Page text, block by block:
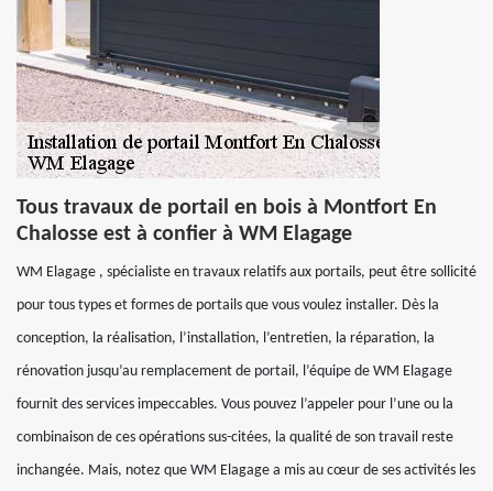
Tous travaux de portail en bois à Montfort En
Chalosse est à confier à WM Elagage
WM Elagage , spécialiste en travaux relatifs aux portails, peut être sollicité
pour tous types et formes de portails que vous voulez installer. Dès la
conception, la réalisation, l’installation, l’entretien, la réparation, la
rénovation jusqu’au remplacement de portail, l’équipe de WM Elagage
fournit des services impeccables. Vous pouvez l’appeler pour l’une ou la
combinaison de ces opérations sus-citées, la qualité de son travail reste
inchangée. Mais, notez que WM Elagage a mis au cœur de ses activités les